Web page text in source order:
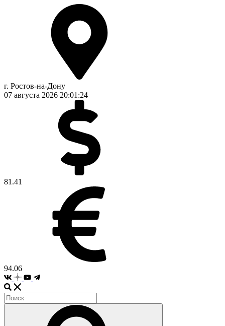
г. Ростов-на-Дону
07 августа 2026 20:01:24
81.41
94.06